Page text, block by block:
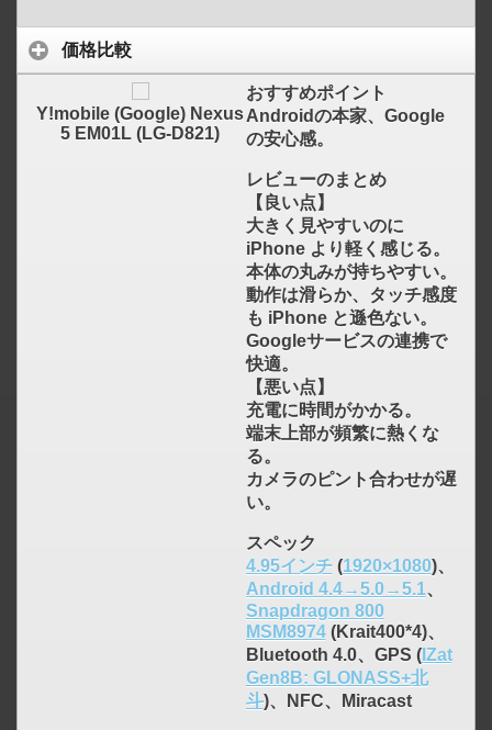
価格比較
Y!mobile (Google) Nexus
5 EM01L (LG-D821)
おすすめポイント
Androidの本家、Google
の安心感。
レビューのまとめ
【良い点】
大きく見やすいのに
iPhone より軽く感じる。
本体の丸みが持ちやすい。
動作は滑らか、タッチ感度
も iPhone と遜色ない。
Googleサービスの連携で
快適。
【悪い点】
充電に時間がかかる。
端末上部が頻繁に熱くな
る。
カメラのピント合わせが遅
い。
スペック
4.95インチ(1920×1080)、
Android 4.4→5.0→5.1、
Snapdragon 800
MSM8974(Krait400*4)、
Bluetooth 4.0、GPS (IZat
Gen8B: GLONASS+北
斗)、NFC、Miracast